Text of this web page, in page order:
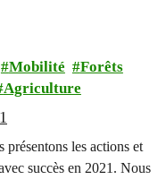
Mobilité
Forêts
Agriculture
présentons les actions et
succès en 2021. Nous